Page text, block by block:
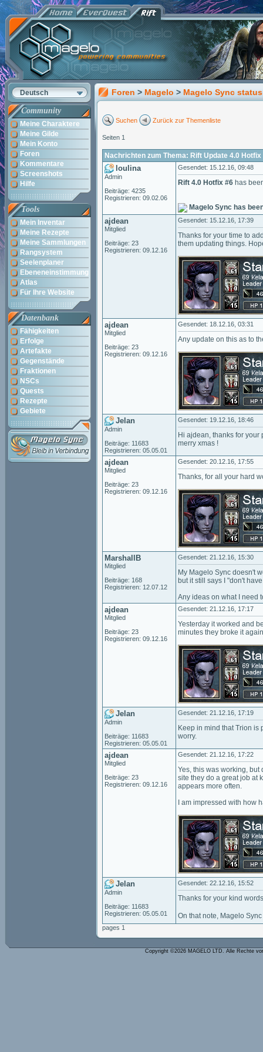
Deutsch
Community
Meine Charaktere
Meine Gilde
Mein Konto
Foren
Kommentare
Screenshots
Hilfe
Tools
Mein Inventar
Meine Rezepte
Meine Sammlungen
Rangsystem
Seelenplaner
Ebeneneinstimmung
Atlas
Für Ihre Website
Datenbank
Fähigkeiten
Erfolge
Artefakte
Gegenstände
Fraktionen
NSCs
Quests
Rezepte
Gebiete
Foren > Magelo > Magelo Sync status
Suchen Zurück zur Themenliste
Seiten 1
Nachrichten zum Thema: Rift Update 4.0 Hotfix
loulina
Admin
Beiträge: 4235
Registrieren: 09.02.06
Gesendet: 15.12.16, 09:48
Rift 4.0 Hotfix #6 has
Magelo Sync has
ajdean
Mitglied
Beiträge: 23
Registrieren: 09.12.16
Gesendet: 15.12.16, 17:39
Thanks for your time to
them updating things.
ajdean
Mitglied
Beiträge: 23
Registrieren: 09.12.16
Gesendet: 18.12.16, 03:31
Any update on this as to
Jelan
Admin
Beiträge: 11683
Registrieren: 05.05.01
Gesendet: 19.12.16, 18:46
Hi ajdean, thanks for
merry xmas !
ajdean
Mitglied
Beiträge: 23
Registrieren: 09.12.16
Gesendet: 20.12.16, 17:55
Thanks, for all your hard
MarshallB
Mitglied
Beiträge: 168
Registrieren: 12.07.12
Gesendet: 21.12.16, 15:30
My Magelo Sync doesn't
but it still says I "don't
Any ideas on what I need
ajdean
Mitglied
Beiträge: 23
Registrieren: 09.12.16
Gesendet: 21.12.16, 17:17
Yesterday it worked and
minutes they broke it
Jelan
Admin
Beiträge: 11683
Registrieren: 05.05.01
Gesendet: 21.12.16, 17:19
Keep in mind that Trion is
worry.
ajdean
Mitglied
Beiträge: 23
Registrieren: 09.12.16
Gesendet: 21.12.16, 17:22
Yes, this was working, but
site they do a great job at
appears more often.
I am impressed with how
Jelan
Admin
Beiträge: 11683
Registrieren: 05.05.01
Gesendet: 22.12.16, 15:52
Thanks for your kind
On that note, Magelo
pages 1
Copyright ©2026 MAGELO LTD. Alle Rechte